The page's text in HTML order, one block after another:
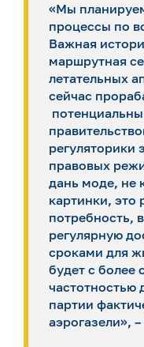
«Мы
процессы по
Важная
маршрутная
летательных
сейчас
регуляторики
правовых
дань моде, не
картинки, это
потребность,
регулярную
сроками для
будет с более
частотностью
партии
аэрогазели»,